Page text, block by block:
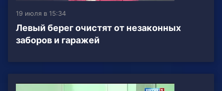
19 июля в 15:34
Левый берег очистят от незаконных
заборов и гаражей